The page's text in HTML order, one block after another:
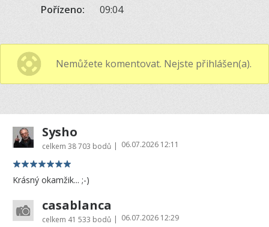
Pořízeno:
09:04
Nemůžete komentovat. Nejste přihlášen(a).
Sysho
celkem 38 703 bodů | 06.07.2026 12:11
Krásný okamžik... ;-)
casablanca
celkem 41 533 bodů | 06.07.2026 12:29